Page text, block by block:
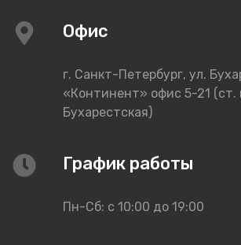
Офис
г. Санкт-Петербург, ул.
«Континент» офис 5-21 (ст.
Бухарестская)
График работы
Пн-Сб: с 10:00 до 19:00